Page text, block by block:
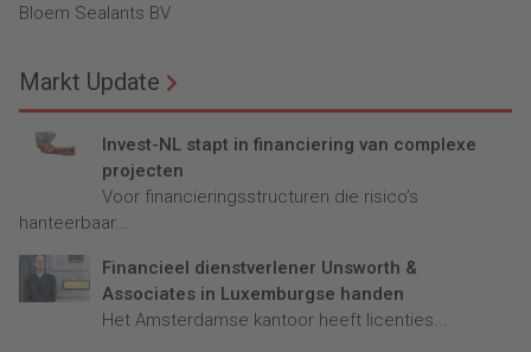
Bloem Sealants BV
Markt Update
Invest-NL stapt in financiering van complexe
projecten
Voor financieringsstructuren die risico’s
hanteerbaar...
Financieel dienstverlener Unsworth &
Associates in Luxemburgse handen
Het Amsterdamse kantoor heeft licenties...